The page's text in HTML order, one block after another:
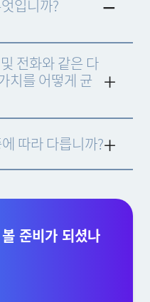
입니까?
과 최적의 조치를 유도
/또는 처리하는 데이터
품과 제품군에서 사
합니다. 아래는 세 가지
군 내에서 모두 교환
전화와 같은 다
치를 어떻게 균
따라 다릅니까?
준비가 되셨나